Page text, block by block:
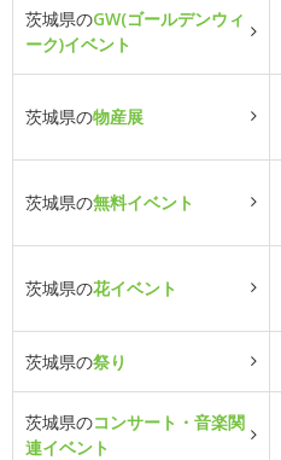
茨城県のGW(ゴールデンウィ
ーク)イベント
茨城県の物産展
茨城県の無料イベント
茨城県の花イベント
茨城県の祭り
茨城県のコンサート・音楽関
連イベント